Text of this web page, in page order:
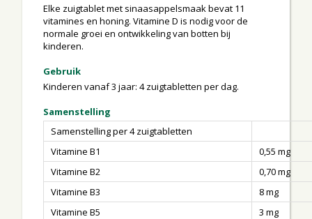
Elke zuigtablet met sinaasappelsmaak bevat 11
vitamines en honing. Vitamine D is nodig voor de
normale groei en ontwikkeling van botten bij
kinderen.
Gebruik
Kinderen vanaf 3 jaar: 4 zuigtabletten per dag.
Samenstelling
Samenstelling per 4 zuigtabletten
Vitamine B1
0,55 mg
Vitamine B2
0,70 mg
Vitamine B3
8 mg
Vitamine B5
3 mg